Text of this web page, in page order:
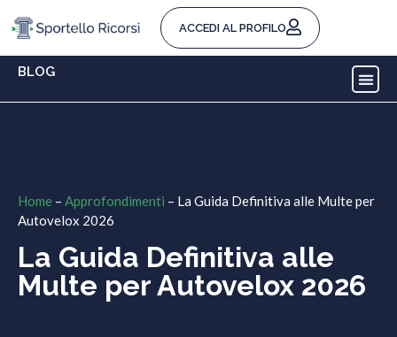
ACCEDI AL PROFILO
BLOG
Home – Approfondimenti – La Guida Definitiva alle Multe per
Autovelox 2026
La Guida Definitiva alle
Multe per Autovelox 2026